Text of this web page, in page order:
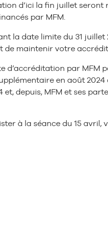
d’ici la fin juillet
par MFM.
la date limite du 31
de maintenir votre
d’accréditation par MFM
en août
depuis, MFM et ses
à la séance du 15 avril,